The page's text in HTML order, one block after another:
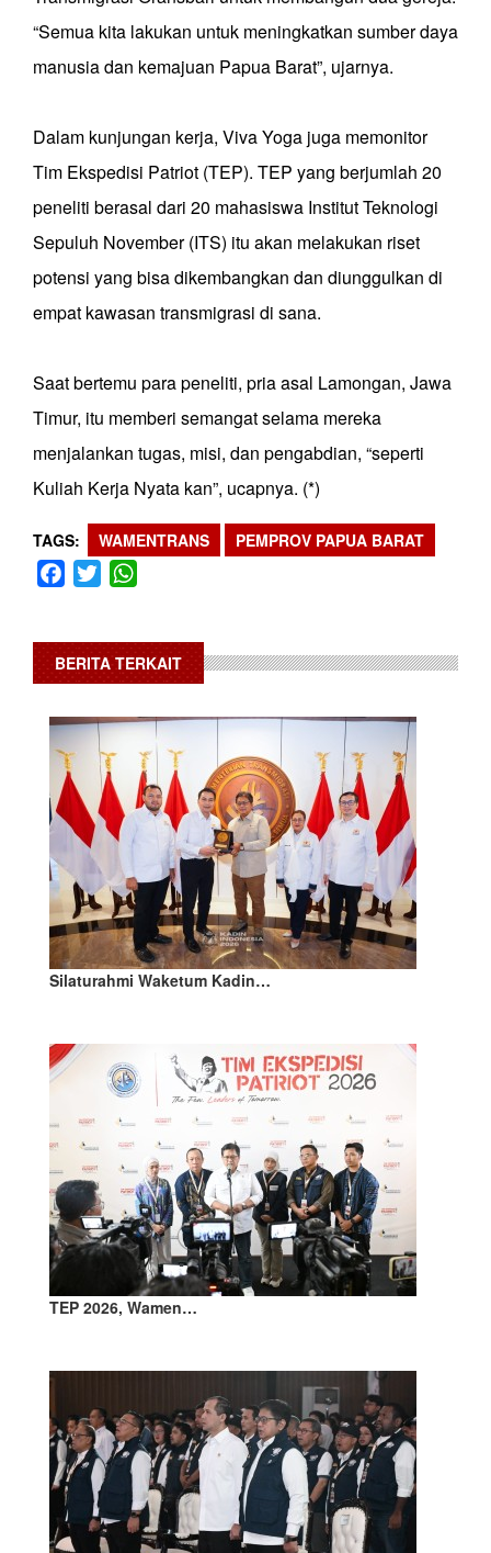
“Semua kita lakukan untuk meningkatkan sumber daya
manusia dan kemajuan Papua Barat”, ujarnya.
Dalam kunjungan kerja, Viva Yoga juga memonitor
Tim Ekspedisi Patriot (TEP). TEP yang berjumlah 20
peneliti berasal dari 20 mahasiswa Institut Teknologi
Sepuluh November (ITS) itu akan melakukan riset
potensi yang bisa dikembangkan dan diunggulkan di
empat kawasan transmigrasi di sana.
Saat bertemu para peneliti, pria asal Lamongan, Jawa
Timur, itu memberi semangat selama mereka
menjalankan tugas, misi, dan pengabdian, “seperti
Kuliah Kerja Nyata kan”, ucapnya. (*)
TAGS WAMENTRANS PEMPROV PAPUA BARAT
Facebook
Twitter
BERITA TERKAIT
Silaturahmi Waketum Kadin…
TEP 2026, Wamen…